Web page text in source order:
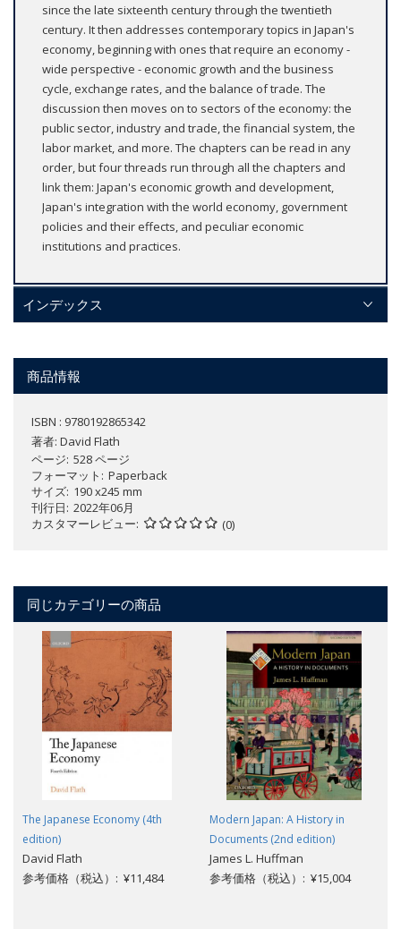
since the late sixteenth century through the twentieth
century. It then addresses contemporary topics in Japan's
economy, beginning with ones that require an economy -
wide perspective - economic growth and the business
cycle, exchange rates, and the balance of trade. The
discussion then moves on to sectors of the economy: the
public sector, industry and trade, the financial system, the
labor market, and more. The chapters can be read in any
order, but four threads run through all the chapters and
link them: Japan's economic growth and development,
Japan's integration with the world economy, government
policies and their effects, and peculiar economic
institutions and practices.
インデックス
商品情報
ISBN : 9780192865342
著者: David Flath
ページ 528 ページ
フォーマット
Paperback
サイズ 190 x245 mm
刊行日 2022年06月
カスタマーレビュー
(0)
同じカテゴリーの商品
The Japanese Economy (4th
edition)
David Flath
参考価格（税込）: ¥11,484
Modern Japan: A History in
Documents (2nd edition)
James L. Huffman
参考価格（税込）: ¥15,004